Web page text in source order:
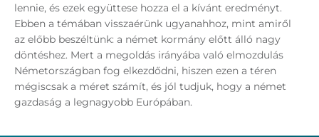
lennie, és ezek együttese hozza el a kívánt eredményt.
Ebben a témában visszaérünk ugyanahhoz, mint amiről
az előbb beszéltünk: a német kormány előtt álló nagy
döntéshez. Mert a megoldás irányába való elmozdulás
Németországban fog elkezdődni, hiszen ezen a téren
mégiscsak a méret számít, és jól tudjuk, hogy a német
gazdaság a legnagyobb Európában.